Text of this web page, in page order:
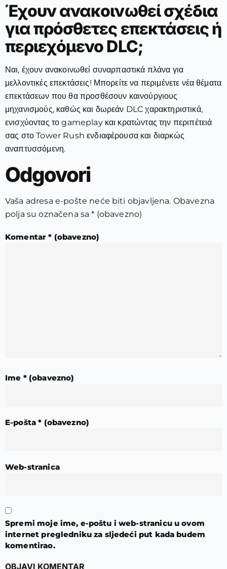
Έχουν ανακοινωθεί σχέδια
για πρόσθετες επεκτάσεις ή
περιεχόμενο DLC;
Ναι, έχουν ανακοινωθεί συναρπαστικά πλάνα για
μελλοντικές επεκτάσεις! Μπορείτε να περιμένετε νέα θέματα
επεκτάσεων που θα προσθέσουν καινούργιους
μηχανισμούς, καθώς και δωρεάν DLC χαρακτηριστικά,
ενισχύοντας το gameplay και κρατώντας την περιπέτειά
σας στο Tower Rush ενδιαφέρουσα και διαρκώς
αναπτυσσόμενη.
Odgovori
Vaša adresa e-pošte neće biti objavljena. Obavezna
polja su označena sa* (obavezno)
Komentar* (obavezno)
Ime * (obavezno)
E-pošta* (obavezno)
Web-stranica
Spremi moje ime, e-poštu i web-stranicu u ovom
internet pregledniku za sljedeći put kada budem
komentirao.